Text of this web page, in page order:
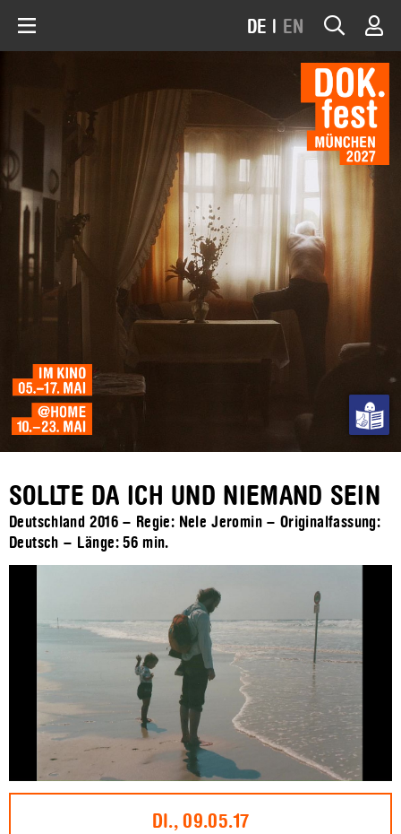
DE | EN
SOLLTE DA ICH UND NIEMAND SEIN
Deutschland 2016 – Regie: Nele Jeromin – Originalfassung:
Deutsch – Länge:56 min.
DI., 09.05.17